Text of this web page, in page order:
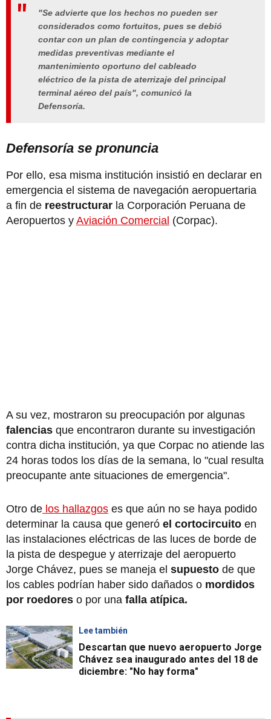
"Se advierte que los hechos no pueden ser
considerados como fortuitos, pues se debió
contar con un plan de contingencia y adoptar
medidas preventivas mediante el
mantenimiento oportuno del cableado
eléctrico de la pista de aterrizaje del principal
terminal aéreo del país", comunicó la
Defensoría.
Defensoría se pronuncia
Por ello, esa misma institución insistió en declarar en
emergencia el sistema de navegación aeropuertaria
a fin de reestructurar la Corporación Peruana de
Aeropuertos y Aviación Comercial (Corpac).
A su vez, mostraron su preocupación por algunas
falencias que encontraron durante su investigación
contra dicha institución, ya que Corpac no atiende las
24 horas todos los días de la semana, lo "cual resulta
preocupante ante situaciones de emergencia".
Otro de los hallazgos es que aún no se haya podido
determinar la causa que generó el cortocircuito en
las instalaciones eléctricas de las luces de borde de
la pista de despegue y aterrizaje del aeropuerto
Jorge Chávez, pues se maneja el supuesto de que
los cables podrían haber sido dañados o mordidos
por roedores o por una falla atípica.
Lee también
Descartan que nuevo aeropuerto Jorge
Chávez sea inaugurado antes del 18 de
diciembre: "No hay forma"